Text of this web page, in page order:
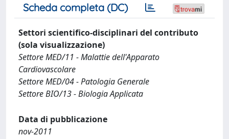
Scheda completa (DC)
Settori scientifico-disciplinari del contributo
(sola visualizzazione)
Settore MED/11 - Malattie dell'Apparato
Cardiovascolare
Settore MED/04 - Patologia Generale
Settore BIO/13 - Biologia Applicata
Data di pubblicazione
nov-2011